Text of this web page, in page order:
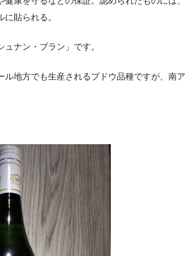
貼られる。
ナン・ブラン」です。
地方でも生産されるブドウ品種ですが、南ア